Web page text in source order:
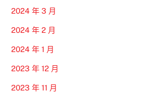
2024 年 3 月
2024 年 2 月
2024 年 1 月
2023 年 12 月
2023 年 11 月